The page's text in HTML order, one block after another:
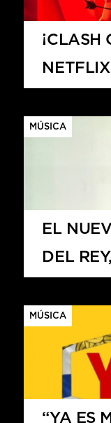
¡CLASH
MÚSICA
EL
DEL
MÚSICA
“YA ES